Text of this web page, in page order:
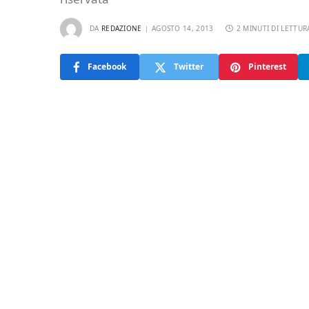
DA REDAZIONE AGOSTO 14, 2013 2 MINUTI DI
Facebook Twitter Pinterest